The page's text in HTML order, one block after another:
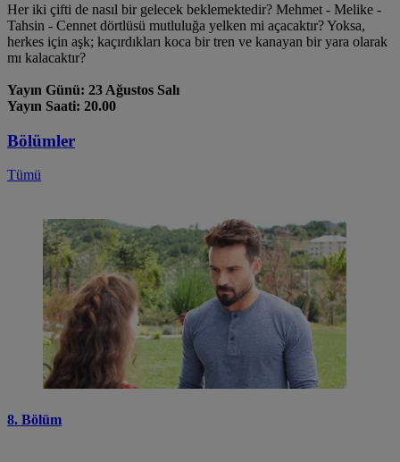
Her iki çifti de nasıl bir gelecek beklemektedir? Mehmet - Melike -
Tahsin - Cennet dörtlüsü mutluluğa yelken mi açacaktır? Yoksa,
herkes için aşk; kaçırdıkları koca bir tren ve kanayan bir yara olarak
mı kalacaktır?
Yayın Günü: 23 Ağustos Salı
Yayın Saati: 20.00
Bölümler
Tümü
8. Bölüm